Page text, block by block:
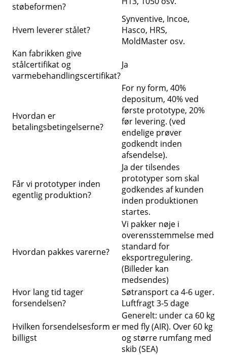
støbeformen?
Hvem leverer stålet?
Synventive, Incoe,
Hasco, HRS,
MoldMaster osv.
Kan fabrikken give
stålcertifikat og
varmebehandlingscertifikat?
Ja
Hvordan er
betalingsbetingelserne?
For ny form, 40%
depositum, 40% ved
første prototype, 20%
før levering. (ved
endelige prøver
godkendt inden
afsendelse).
Får vi prototyper inden
egentlig produktion?
Ja der tilsendes
prototyper som skal
godkendes af kunden
inden produktionen
startes.
Hvordan pakkes varerne?
Vi pakker nøje i
overensstemmelse med
standard for
eksportregulering.
(Billeder kan
medsendes)
Hvor lang tid tager
forsendelsen?
Søtransport ca 4-6 uger.
Luftfragt 3-5 dage
Hvilken forsendelsesform er
billigst
Generelt: under ca 60 kg
med fly (AIR). Over 60 kg
og større rumfang med
skib (SEA)